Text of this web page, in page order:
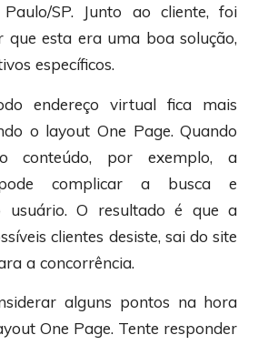
SP. Junto ao cliente, foi
que esta era uma boa solução,
específicos.
endereço virtual fica mais
o layout One Page. Quando
conteúdo, por exemplo, a
pode complicar a busca e
usuário. O resultado é que a
clientes desiste, sai do site
a concorrência.
alguns pontos na hora
One Page. Tente responder